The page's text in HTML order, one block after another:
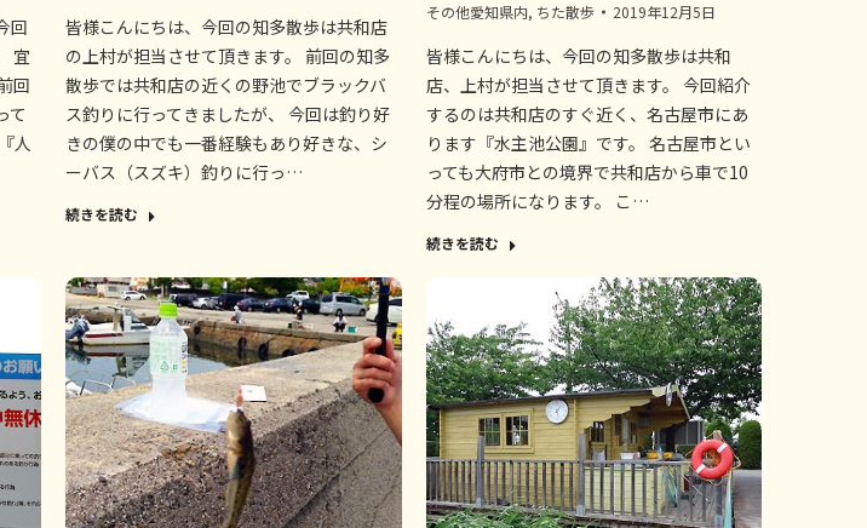
回
宜
回
て
人
皆様こんにちは、今回の知多散歩は共和店
の上村が担当させて頂きます。 前回の知多
散歩では共和店の近くの野池でブラックバ
ス釣りに行ってきましたが、 今回は釣り好
きの僕の中でも一番経験もあり好きな、シ
ーバス（スズキ）釣りに行っ…
続きを読む
その他愛知県内, ちた散歩 2019年12月5日
皆様こんにちは、今回の知多散歩は共和
店、上村が担当させて頂きます。 今回紹介
するのは共和店のすぐ近く、名古屋市にあ
ります『水主池公園』です。 名古屋市とい
っても大府市との境界で共和店から車で10
分程の場所になります。 こ…
続きを読む